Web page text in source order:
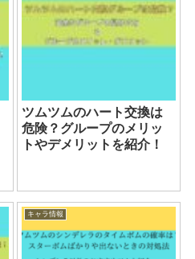
ツムツムのハート交換は
危険？グループのメリッ
トやデメリットを紹介！
キャラ情報